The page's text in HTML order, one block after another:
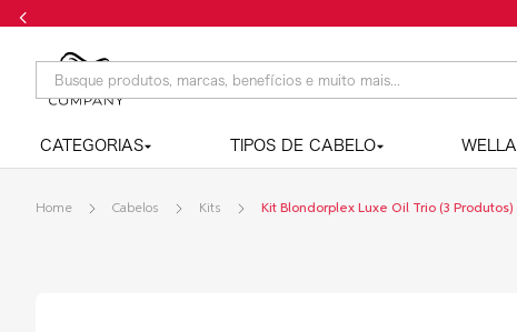
Busque produtos, marcas, benefícios e muito mais...
CATEGORIAS TIPOS DE CABELO WELLA
Cabelos Kits Kit Blondorplex Luxe Oil Trio (3 Produtos)